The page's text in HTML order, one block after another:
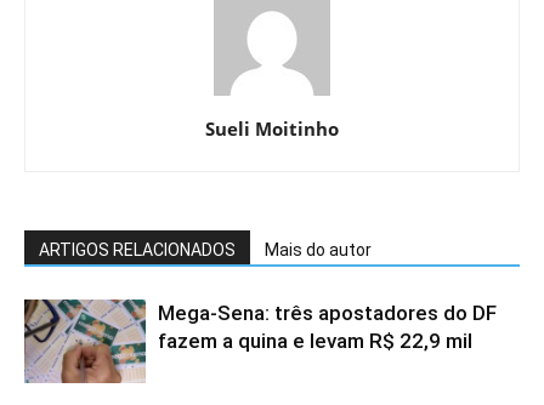
Sueli Moitinho
ARTIGOS RELACIONADOS Mais do autor
Mega-Sena: três apostadores do DF
fazem a quina e levam R$ 22,9 mil